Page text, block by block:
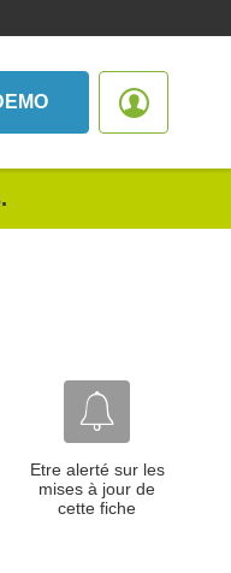
Etre alerté sur les
mises à jour de
cette fiche